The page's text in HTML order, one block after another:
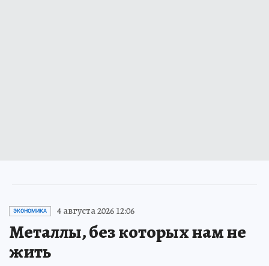
ЭКОНОМИКА 4 августа 2026 12:06
Металлы, без которых нам не
жить